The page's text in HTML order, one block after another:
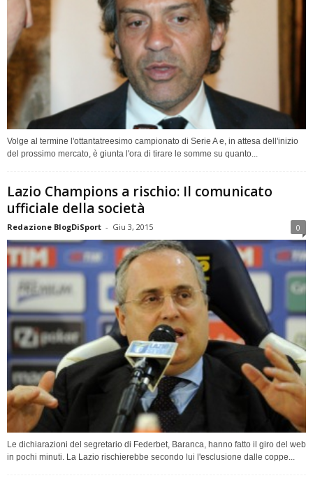
Volge al termine l'ottantatreesimo campionato di Serie A e, in attesa dell'inizio
del prossimo mercato, è giunta l'ora di tirare le somme su quanto...
Lazio Champions a rischio: Il comunicato
ufficiale della società
Redazione BlogDiSport - Giu 3, 2015 0
Le dichiarazioni del segretario di Federbet, Baranca, hanno fatto il giro del web
in pochi minuti. La Lazio rischierebbe secondo lui l'esclusione dalle coppe...